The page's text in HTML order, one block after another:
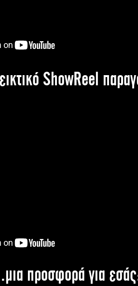
ShowReel
προσφορά για